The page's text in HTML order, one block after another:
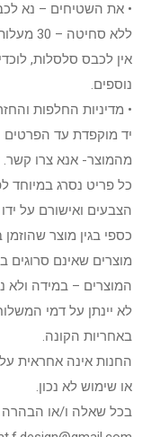
• את השטיחים – נא
ללא
אין לכבס סלסלות,
נוספים.
• מדיניות החלפות
יד מוקפדת עד הפרטים
מהמוצר- אנא צרו
כל פריט נסרג במיוחד
הצבעים ואישורם על
כספי בגין מוצר
המוצרים – במידה
לא יינתן על דמי
באחריות הקונה.
החנות אינה אחראית
או שימוש לא נכון.
בכל שאלה ו/או הבהרה